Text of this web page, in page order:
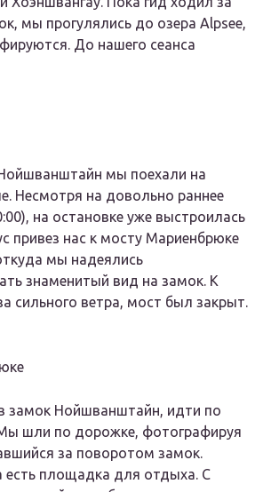
мы прогулялись до озера Alpsee,
До нашего сеанса
мы поехали на
Несмотря на довольно раннее
на остановке уже выстроилась
привез нас к мосту Мариенбрюке
мы надеялись
знаменитый вид на замок. К
сильного ветра, мост был закрыт.
замок Нойшванштайн, идти по
шли по дорожке, фотографируя
за поворотом замок.
есть площадка для отдыха. С